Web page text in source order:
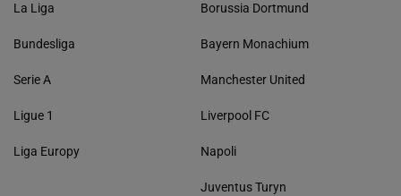
La Liga
Bundesliga
Serie A
Ligue 1
Liga Europy
Borussia Dortmund
Bayern Monachium
Manchester United
Liverpool FC
Napoli
Juventus Turyn